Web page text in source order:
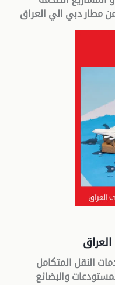
مطار دبي الي العراق
النقل المتكامل
والبضائع